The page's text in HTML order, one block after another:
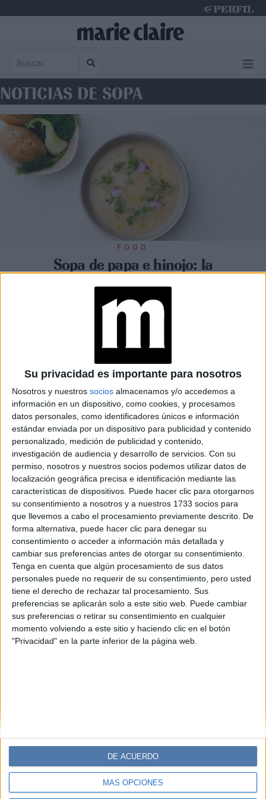
Su privacidad es importante para nosotros
Nosotros y nuestros socios almacenamos y/o accedemos a
información en un dispositivo, como cookies, y procesamos
datos personales, como identificadores únicos e información
estándar enviada por un dispositivo para publicidad y contenido
personalizado, medición de publicidad y contenido,
investigación de audiencia y desarrollo de servicios. Con su
permiso, nosotros y nuestros socios podemos utilizar datos de
localización geográfica precisa e identificación mediante las
características de dispositivos. Puede hacer clic para otorgarnos
su consentimiento a nosotros y a nuestros 1733 socios para
que llevemos a cabo el procesamiento previamente descrito. De
forma alternativa, puede hacer clic para denegar su
consentimiento o acceder a información más detallada y
cambiar sus preferencias antes de otorgar su consentimiento.
Tenga en cuenta que algún procesamiento de sus datos
personales puede no requerir de su consentimiento, pero usted
tiene el derecho de rechazar tal procesamiento. Sus
preferencias se aplicarán solo a este sitio web. Puede cambiar
sus preferencias o retirar su consentimiento en cualquier
momento volviendo a este sitio y haciendo clic en el botón
"Privacidad" en la parte inferior de la página web.
MÁS OPCIONES
DE ACUERDO
NOTICIAS DE SOPA
FOOD
Sopa de papa e hinojo: la
elegante para los días fríos
FOOD08-01-2026 07:53
Ramen fuera de temporada: una
nueva forma de disfrutarlo
Lejos de ser exclusivo del invierno, el ramen encuentra
nuevas formas de disfrutarse en verano: caldos más
livianos, versiones frías y toppings frescos que lo
convierten en una opción tan reconfortante como
inesperada para los días de calor.
Diario Perfil Caras Noticias Fortuna